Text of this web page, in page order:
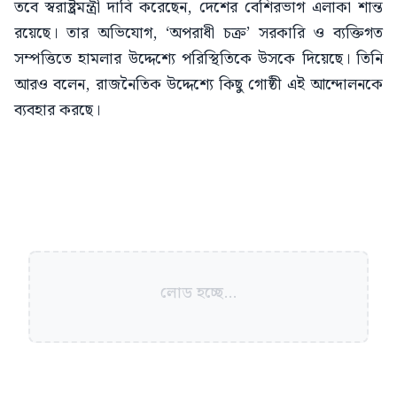
তবে স্বরাষ্ট্রমন্ত্রী দাবি করেছেন, দেশের বেশিরভাগ এলাকা শান্ত
রয়েছে। তার অভিযোগ, ‘অপরাধী চক্র’ সরকারি ও ব্যক্তিগত
সম্পত্তিতে হামলার উদ্দেশ্যে পরিস্থিতিকে উসকে দিয়েছে। তিনি
আরও বলেন, রাজনৈতিক উদ্দেশ্যে কিছু গোষ্ঠী এই আন্দোলনকে
ব্যবহার করছে।
লোড হচ্ছে...